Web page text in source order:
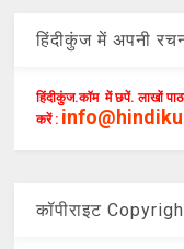
हिंदीकुंज में अपनी
हिंदीकुंज.कॉम में छपें. लाखों
करें :
कॉपीराइट